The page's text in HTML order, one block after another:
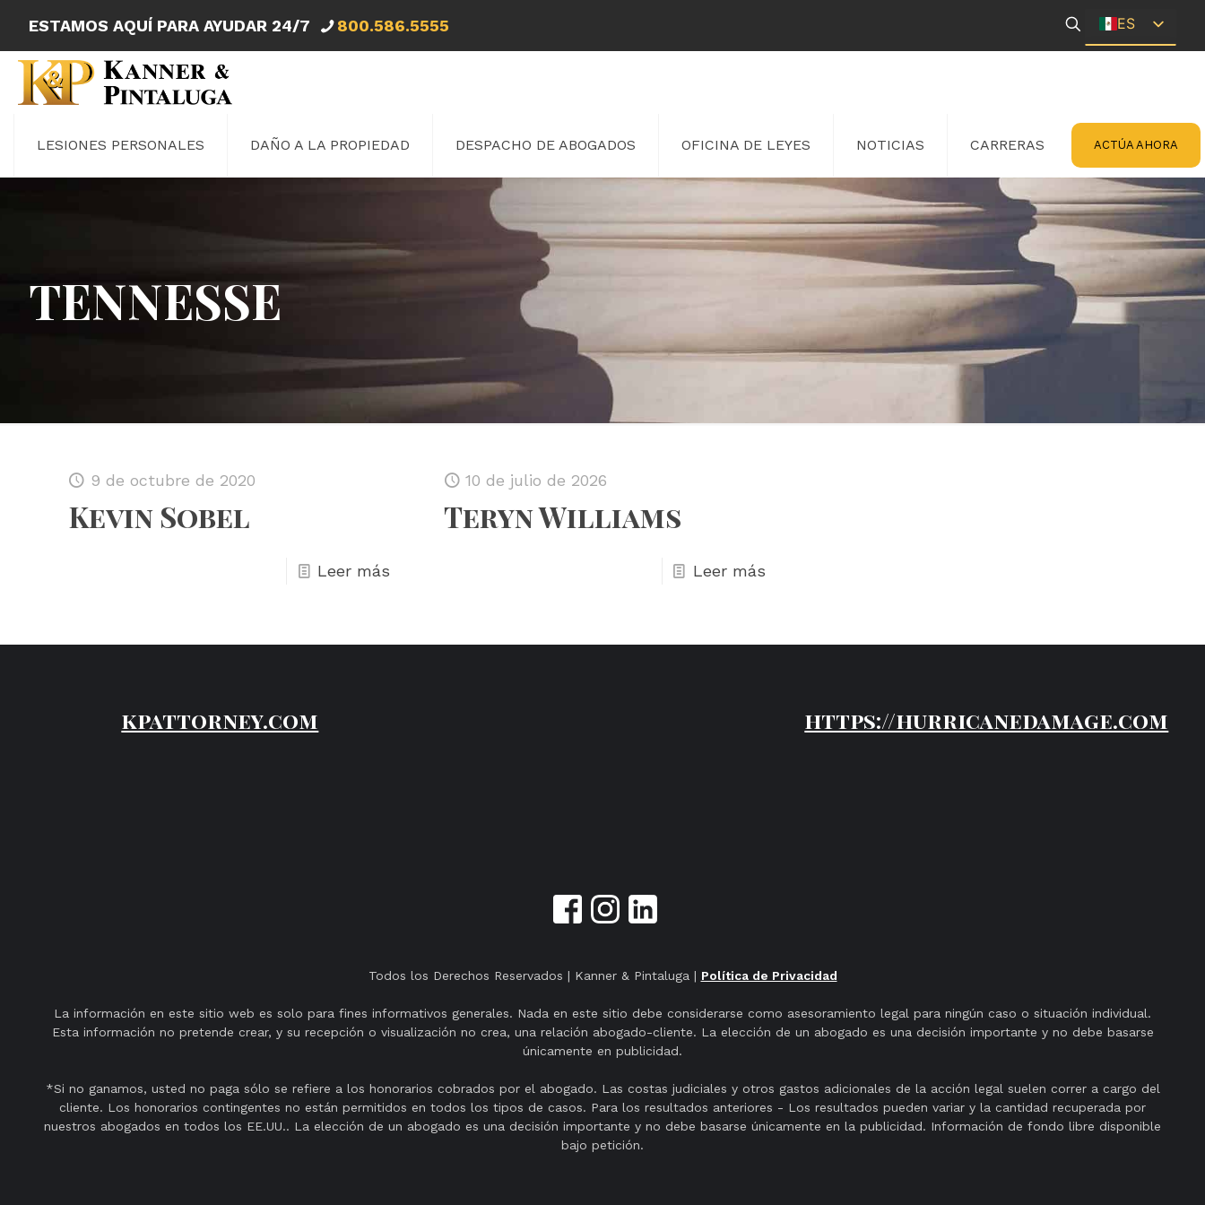
ESTAMOS AQUÍ PARA AYUDAR 24/7 800.586.5555 ES
LESIONES PERSONALES DAÑO A LA PROPIEDAD DESPACHO DE ABOGADOS OFICINA DE LEYES NOTICIAS CARRERAS ACTÚA AHORA
TENNESSE
9 de octubre de 2020
Kevin Sobel
Leer más
10 de julio de 2026
Teryn Williams
Leer más
kpattorney.com https://hurricanedamage.com
Todos los Derechos Reservados | Kanner & Pintaluga | Política de Privacidad
La información en este sitio web es solo para fines informativos generales. Nada en este sitio debe considerarse como asesoramiento legal para ningún caso o situación individual.
Esta información no pretende crear, y su recepción o visualización no crea, una relación abogado-cliente. La elección de un abogado es una decisión importante y no debe basarse
únicamente en publicidad.
*Si no ganamos, usted no paga sólo se refiere a los honorarios cobrados por el abogado. Las costas judiciales y otros gastos adicionales de la acción legal suelen correr a cargo del
cliente. Los honorarios contingentes no están permitidos en todos los tipos de casos. Para los resultados anteriores - Los resultados pueden variar y la cantidad recuperada por
nuestros abogados en todos los EE.UU.. La elección de un abogado es una decisión importante y no debe basarse únicamente en la publicidad. Información de fondo libre disponible
bajo petición.